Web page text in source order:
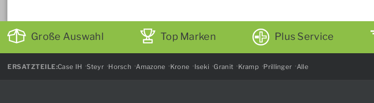
Große Auswahl Top Marken Plus Service
ERSATZTEILE:Case IH Steyr Horsch Amazone Krone Iseki Granit Kramp Prillinger Alle